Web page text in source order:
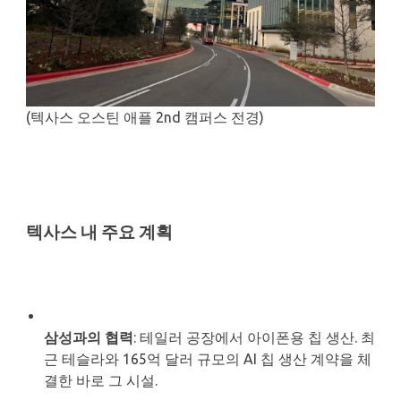
(텍사스 오스틴 애플 2nd 캠퍼스 전경)
텍사스 내 주요 계획
삼성과의 협력: 테일러 공장에서 아이폰용 칩 생산. 최
근 테슬라와 165억 달러 규모의 AI 칩 생산 계약을 체
결한 바로 그 시설.